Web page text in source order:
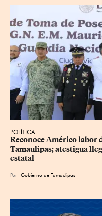
POLÍTICA
Reconoce Américo labor
Tamaulipas; atestigua
estatal
Por Gobierno de Tamaulipas